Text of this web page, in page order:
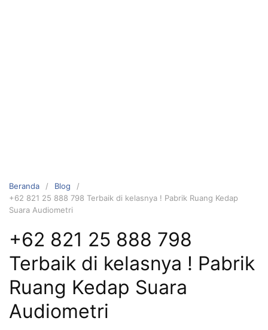
Beranda
Blog
+62 821 25 888 798 Terbaik di kelasnya ! Pabrik Ruang Kedap
Suara Audiometri
+62 821 25 888 798
Terbaik di kelasnya ! Pabrik
Ruang Kedap Suara
Audiometri